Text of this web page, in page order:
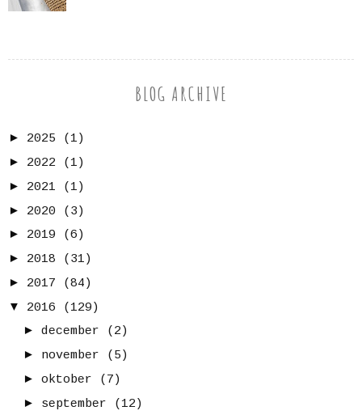
BLOG ARCHIVE
► 2025
(1)
► 2022
(1)
► 2021
(1)
► 2020
(3)
► 2019
(6)
► 2018
(31)
► 2017
(84)
▼
2016
(129)
► december
(2)
► november
(5)
► oktober
(7)
► september
(12)